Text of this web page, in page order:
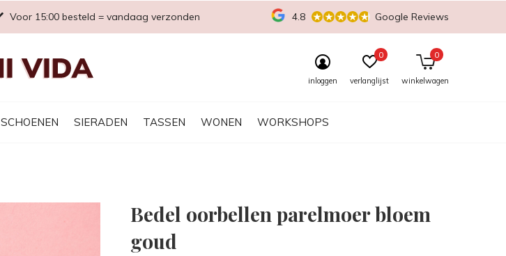
SCHOENEN SIERADEN TASSEN WONEN WORKSHOPS
inloggen verlanglijst
0
winkelwagen
0
Voor 15:00 besteld = vandaag verzonden 4.8 Google Reviews
Bedel oorbellen parelmoer bloem
goud